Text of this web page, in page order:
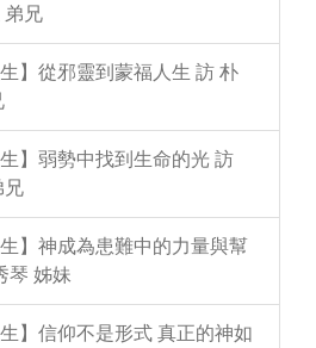
弟兄
】從邪靈到蒙福人生 訪 朴
】弱勢中找到生命的光 訪
兄
】神成為患難中的力量與幫
琴 姊妹
】信仰不是形式 真正的神如